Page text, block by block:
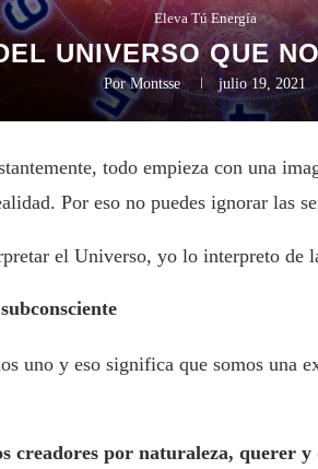
Eleva Tú Energía
UNIVERSO QUE
PorMontsse julio 19, 2021
todo empieza con una
Por eso no puedes ignorar las
el Universo, yo lo interpreto de
uno y eso significa que somos una
creadores por naturaleza, querer y